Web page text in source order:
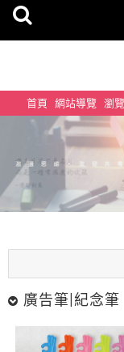
首頁 網站導覽 瀏
廣告筆|紀念筆